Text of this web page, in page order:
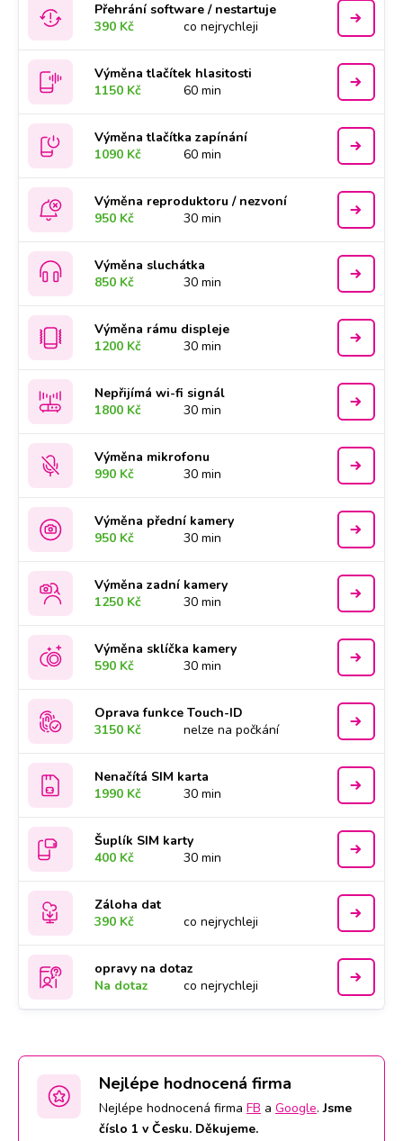
Přehrání software / nestartuje
390 Kč
co nejrychleji
Výměna tlačítek hlasitosti
1150 Kč
60 min
Výměna tlačítka zapínání
1090 Kč
60 min
Výměna reproduktoru / nezvoní
950 Kč
30 min
Výměna sluchátka
850 Kč
30 min
Výměna rámu displeje
1200 Kč
30 min
Nepřijímá wi-fi signál
1800 Kč
30 min
Výměna mikrofonu
990 Kč
30 min
Výměna přední kamery
950 Kč
30 min
Výměna zadní kamery
1250 Kč
30 min
Výměna sklíčka kamery
590 Kč
30 min
Oprava funkce Touch-ID
3150 Kč
nelze na počkání
Nenačítá SIM karta
1990 Kč
30 min
Šuplík SIM karty
400 Kč
30 min
Záloha dat
390 Kč
co nejrychleji
opravy na dotaz
Na dotaz
co nejrychleji
Nejlépe hodnocená firma
Nejlépe hodnocená firma FB a Google.Jsme
číslo 1 v Česku. Děkujeme.